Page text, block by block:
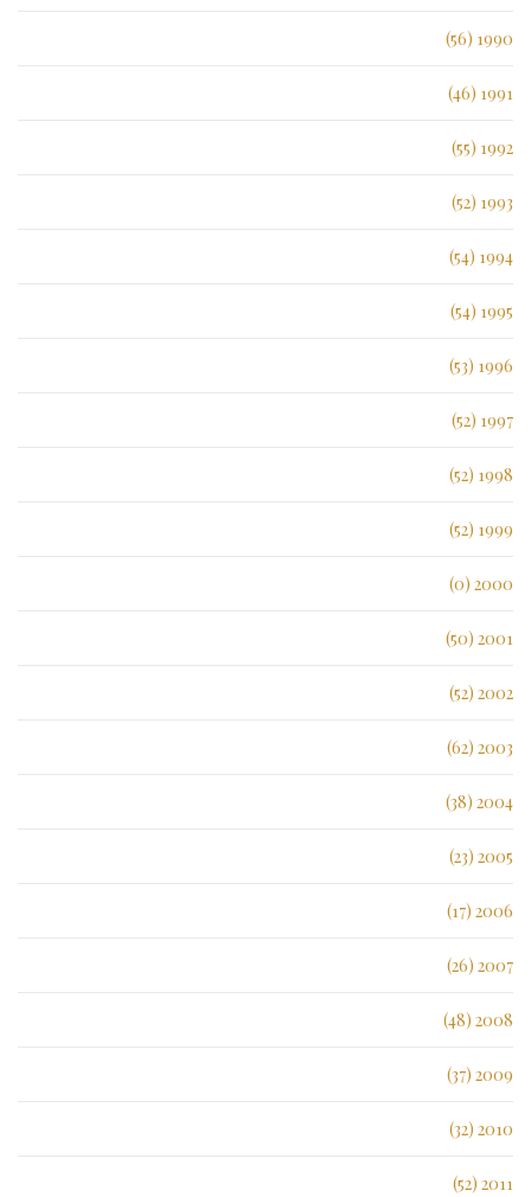
1990 (56)
1991 (46)
1992 (55)
1993 (52)
1994 (54)
1995 (54)
1996 (53)
1997 (52)
1998 (52)
1999 (52)
2000 (0)
2001 (50)
2002 (52)
2003 (62)
2004 (38)
2005 (23)
2006 (17)
2007 (26)
2008 (48)
2009 (37)
2010 (32)
2011 (52)